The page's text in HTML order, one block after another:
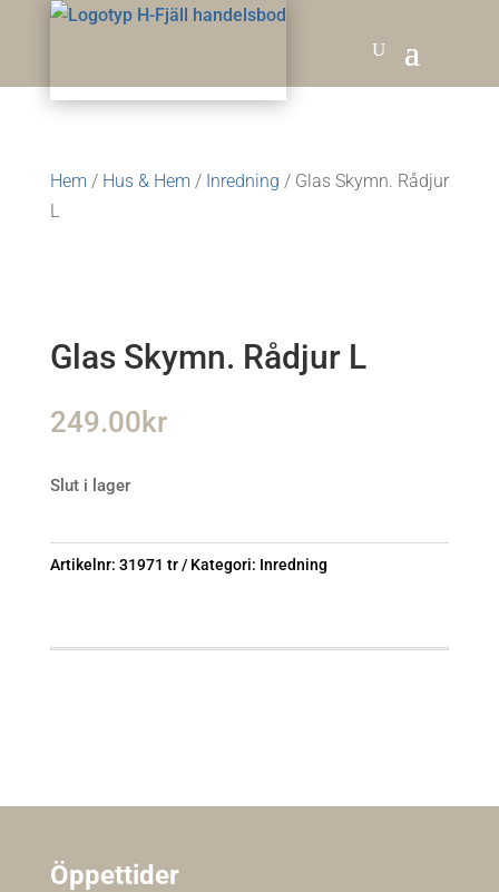
Hem / Hus & Hem / Inredning / Glas Skymn. Rådjur
L
Glas Skymn. Rådjur L
249.00kr
Slut i lager
Artikelnr: 31971 tr Kategori: Inredning
Öppettider